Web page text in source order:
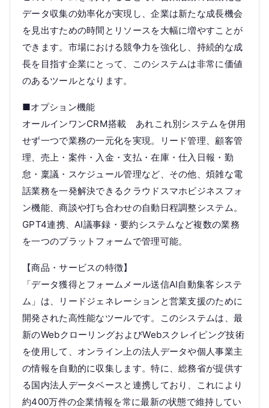
データ収集の効率化が実現し、企業は新たな成長機会
を見出すための時間とリソースを大幅に増やすことが
できます。市場における競争力を強化し、持続的な成
長を目指す企業にとって、このシステムは非常に価値
のあるツールとなります。
■オプション機能
オールインワンCRM搭載 あれこれ別システムを併用
せず一つで業務の一元化を実現。リード管理、顧客管
理、売上・案件・入金・支払・在庫・仕入日報・勤
怠・稟議・スケジュール管理など、その他、煩雑な電
話業務を一発解決できるクラウドスマホビジネスフォ
ン機能、商談や打ち合わせの自動日程調整システム。
GPT4連携、AI議事録・要約システムなど複数の業務
を一つのプラットフォームで管理可能。
【商品・サービスの特徴】
「データ獲得とフォームメール送信AI自動集客システ
ム」は、リードジェネレーションと営業支援のために
開発された高性能なツールです。このシステムは、最
新のWebクローリングおよびWebスクレイピング技術
を使用して、オンライン上の法人データや個人事業主
の情報を自動的に収集します。特に、総務省が提供す
る国内法人データベースと連携しており、これにより
約400万件の企業情報を常に最新の状態で維持してい